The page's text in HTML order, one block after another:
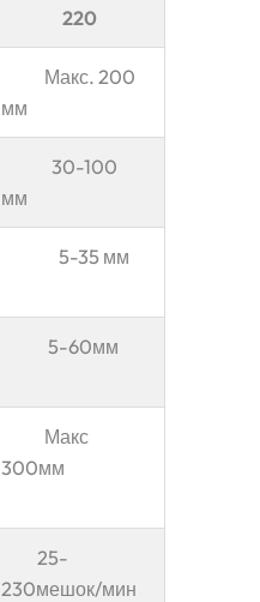
220
Макс. 200
мм
30-100
мм
5-35 мм
5-60мм
Макс
300мм
25-
230мешок/мин